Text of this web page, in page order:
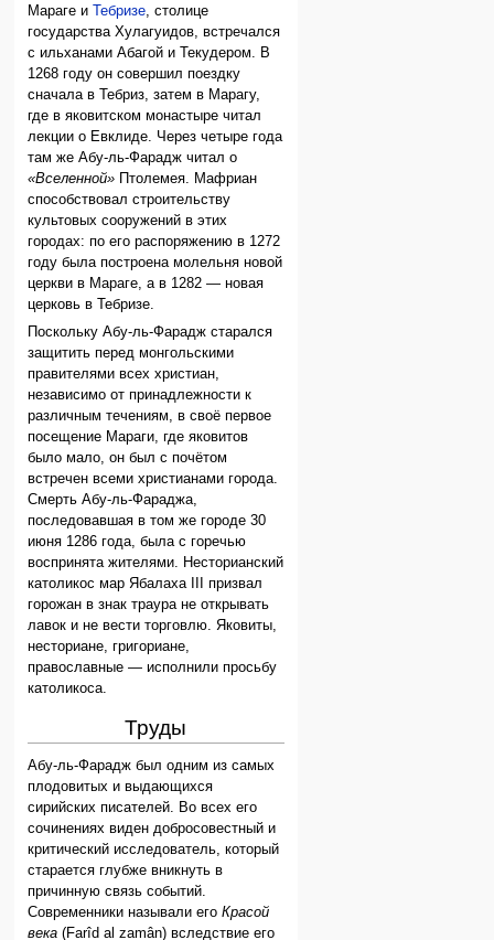
Мараге и
Тебризе, столице
государства Хулагуидов, встречался
с ильханами Абагой и Текудером. В
1268 году он совершил поездку
сначала в Тебриз, затем в Марагу,
где в яковитском монастыре читал
лекции о Евклиде. Через четыре года
там же Абу-ль-Фарадж читал о
«Вселенной» Птолемея. Мафриан
способствовал строительству
культовых сооружений в этих
городах: по его распоряжению в 1272
году была построена молельня новой
церкви в Мараге, а в 1282 — новая
церковь в Тебризе.
Поскольку Абу-ль-Фарадж старался
защитить перед монгольскими
правителями всех христиан,
независимо от принадлежности к
различным течениям, в своё первое
посещение Мараги, где яковитов
было мало, он был с почётом
встречен всеми христианами города.
Смерть Абу-ль-Фараджа,
последовавшая в том же городе 30
июня 1286 года, была с горечью
воспринята жителями. Несторианский
католикос мар Ябалаха III призвал
горожан в знак траура не открывать
лавок и не вести торговлю. Яковиты,
несториане, григориане,
православные — исполнили просьбу
католикоса.
Труды
Абу-ль-Фарадж был одним из самых
плодовитых и выдающихся
сирийских писателей. Во всех его
сочинениях виден добросовестный и
критический исследователь, который
старается глубже вникнуть в
причинную связь событий.
Современники называли егоКрасой
века (Farîd al zamân) вследствие его